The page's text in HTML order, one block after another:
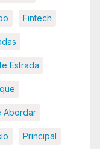
Fintech
Estrada
Abordar
Principal